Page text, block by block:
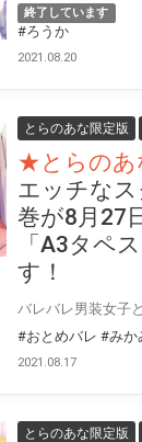
終了しています
#ろうか
2021.08.20
とらのあな限定版
★とらのあ
エッチな
巻が8月27
「A3タペ
す！
#おとめバレ #みか
2021.08.17
とらのあな限定版